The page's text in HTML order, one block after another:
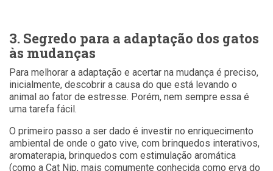
3. Segredo para a adaptação dos gatos
às mudanças
Para melhorar a adaptação e acertar na mudança é preciso,
inicialmente, descobrir a causa do que está levando o
animal ao fator de estresse. Porém, nem sempre essa é
uma tarefa fácil.
O primeiro passo a ser dado é investir no enriquecimento
ambiental de onde o gato vive, com brinquedos interativos,
aromaterapia, brinquedos com estimulação aromática
(como a Cat Nip, mais comumente conhecida como erva do